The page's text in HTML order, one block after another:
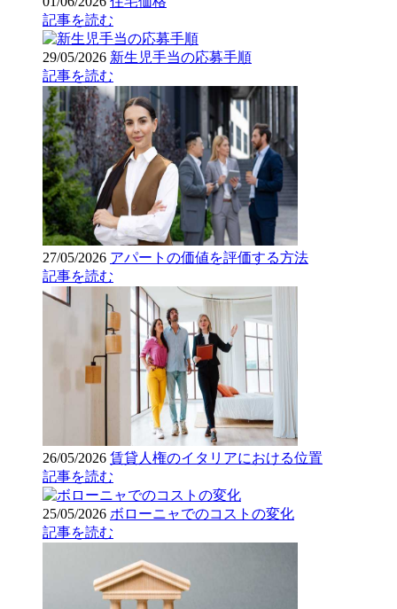
記事を読む
29/05/2026 新生児手当の応募手順
記事を読む
27/05/2026 アパートの価値を評価する方法
記事を読む
26/05/2026 賃貸人権のイタリアにおける位置
記事を読む
25/05/2026 ボローニャでのコストの変化
記事を読む